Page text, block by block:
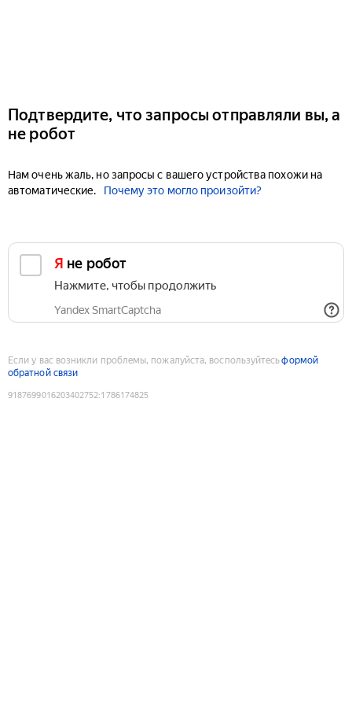
Подтвердите, что запросы отправляли вы, а
не робот
Нам очень жаль, но запросы с вашего устройства похожи на
автоматические.
Почему это могло произойти?
Я не робот
Нажмите, чтобы продолжить
Yandex SmartCaptcha
Если у вас возникли проблемы, пожалуйста, воспользуйтесьформой
обратной связи
9187699016203402752:1786174825